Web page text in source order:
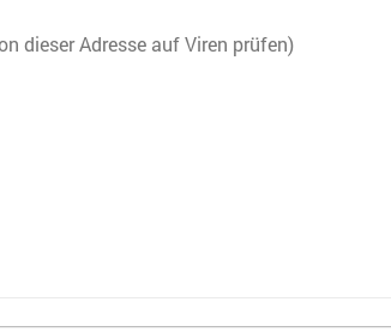
dieser Adresse auf Viren prüfen)